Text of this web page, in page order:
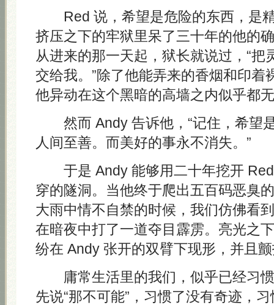
Red 说，希望是危险的东西，是
挤压之下的牢狱里呆了三十年的他的
从进来的那一天起，狱长就说过，“把
交给我。”除了他能弄来的香烟和印着
他异动在这个黑暗的高墙之内似乎都
然而 Andy 告诉他，“记住，希望
人间至善。而美好的事永不消失。”
于是 Andy 能够用二十年挖开 Red
穿的隧洞。当他终于爬出五百码恶臭
大雨中情不自禁的时候，我们仿佛看
在暗夜中打了一道夺目霹雳。亮光之
纷在 Andy 张开的双臂下现形，并且
庸常生活里的我们，似乎已经习惯
先说“那不可能”，习惯了没有奇迹，